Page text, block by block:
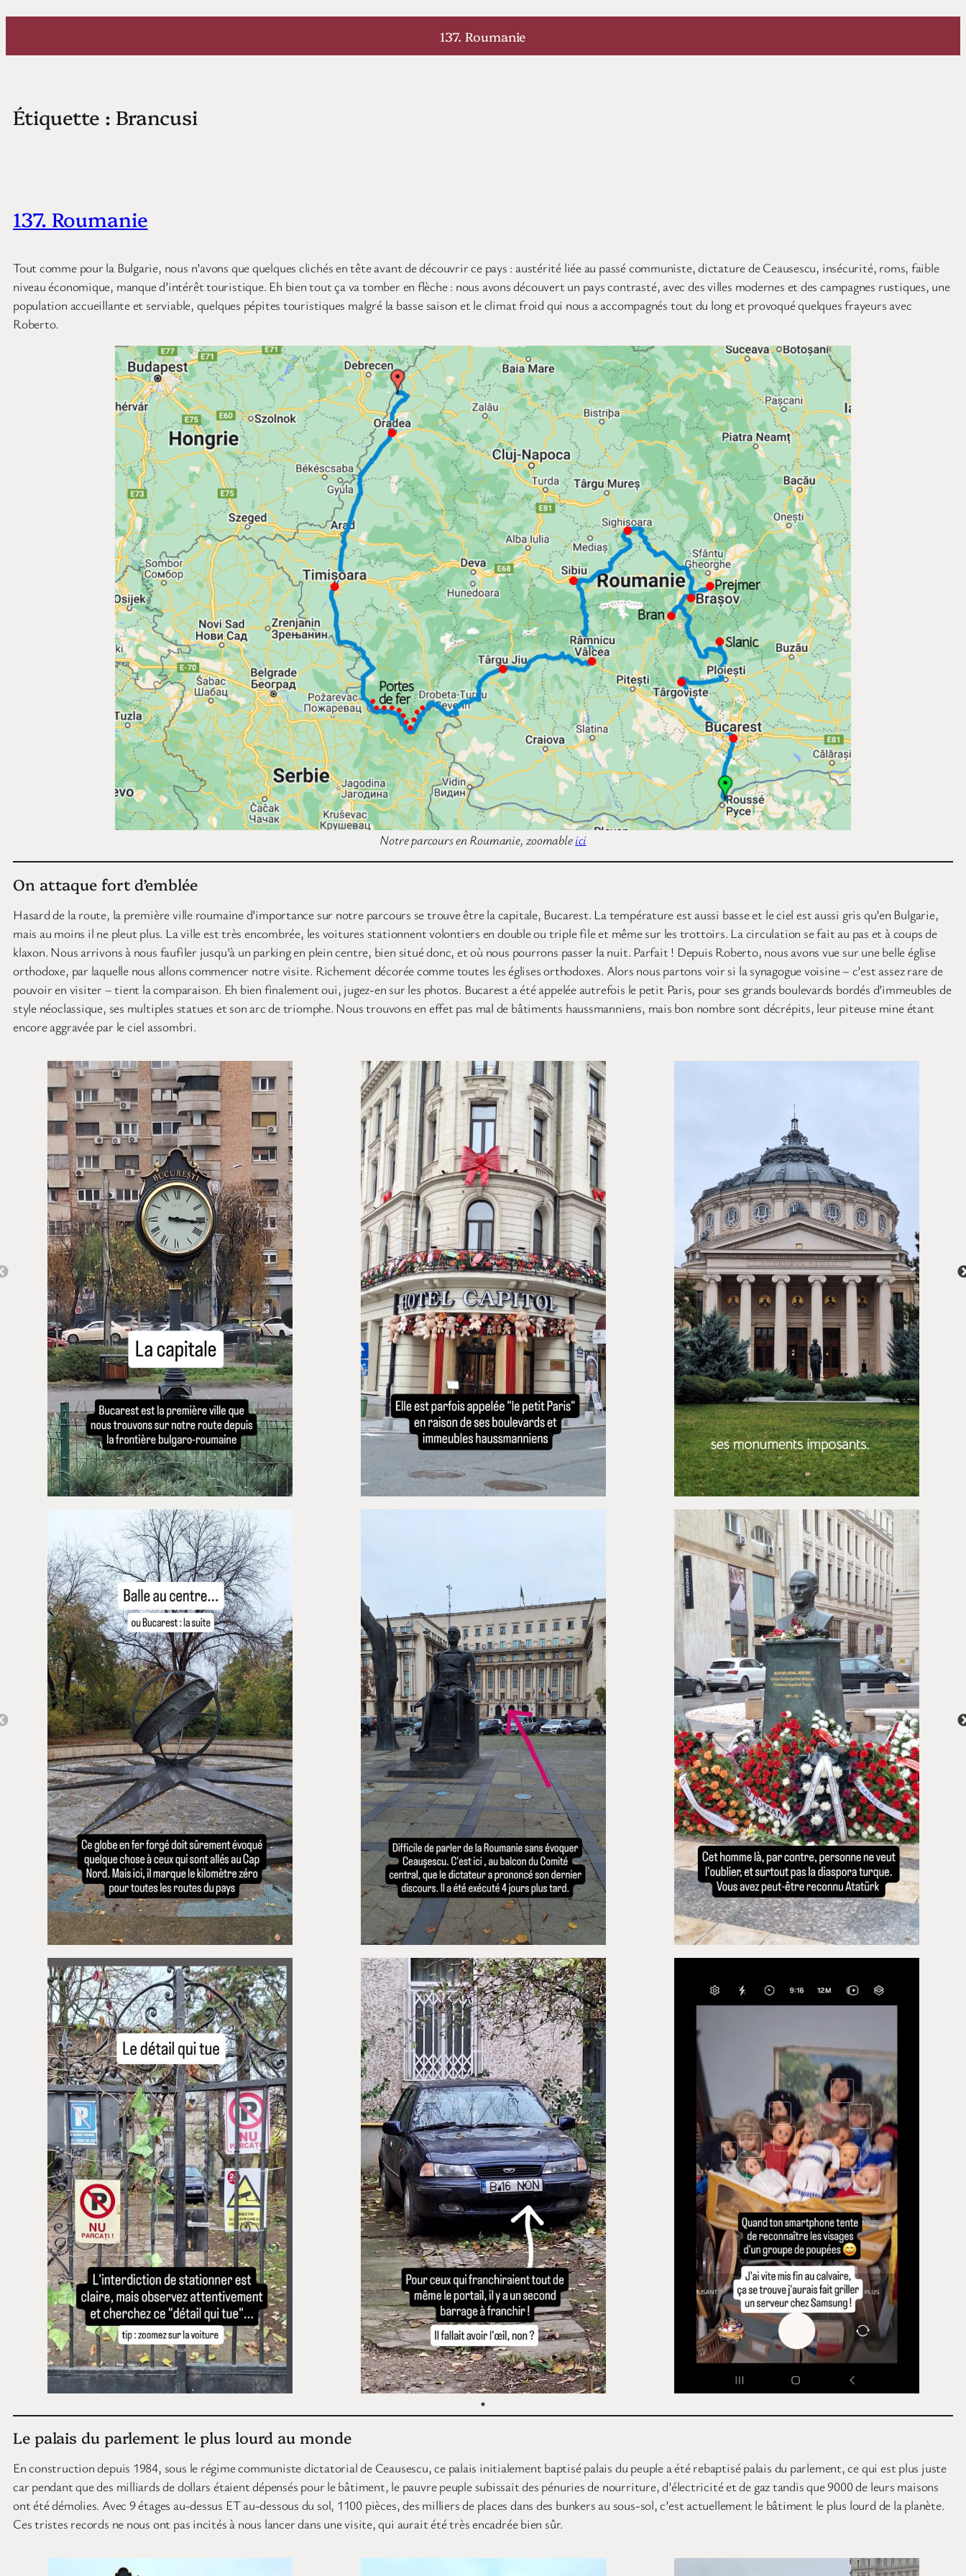
Aller
contenu
137. Roumanie
Étiquette : Brancusi
137. Roumanie
Tout comme pour la Bulgarie, nous n’avons que quelques clichés en tête avant de découvrir ce pays : austérité liée au passé communiste, dictature de Ceausescu, insécurité, roms, faible
niveau économique, manque d’intérêt touristique. Eh bien tout ça va tomber en flèche : nous avons découvert un pays contrasté, avec des villes modernes et des campagnes rustiques, une
population accueillante et serviable, quelques pépites touristiques malgré la basse saison et le climat froid qui nous a accompagnés tout du long et provoqué quelques frayeurs avec
Roberto.
Notre parcours en Roumanie, zoomableici
On attaque fort d’emblée
Hasard de la route, la première ville roumaine d’importance sur notre parcours se trouve être la capitale, Bucarest. La température est aussi basse et le ciel est aussi gris qu’en Bulgarie,
mais au moins il ne pleut plus. La ville est très encombrée, les voitures stationnent volontiers en double ou triple file et même sur les trottoirs. La circulation se fait au pas et à coups de
klaxon. Nous arrivons à nous faufiler jusqu’à un parking en plein centre, bien situé donc, et où nous pourrons passer la nuit. Parfait ! Depuis Roberto, nous avons vue sur une belle église
orthodoxe, par laquelle nous allons commencer notre visite. Richement décorée comme toutes les églises orthodoxes. Alors nous partons voir si la synagogue voisine – c’est assez rare de
pouvoir en visiter – tient la comparaison. Eh bien finalement oui, jugez-en sur les photos. Bucarest a été appelée autrefois le petit Paris, pour ses grands boulevards bordés d’immeubles de
style néoclassique, ses multiples statues et son arc de triomphe. Nous trouvons en effet pas mal de bâtiments haussmanniens, mais bon nombre sont décrépits, leur piteuse mine étant
encore aggravée par le ciel assombri.
Le palais du parlement le plus lourd au monde
En construction depuis 1984, sous le régime communiste dictatorial de Ceausescu, ce palais initialement baptisé palais du peuple a été rebaptisé palais du parlement, ce qui est plus juste
car pendant que des milliards de dollars étaient dépensés pour le bâtiment, le pauvre peuple subissait des pénuries de nourriture, d’électricité et de gaz tandis que 9000 de leurs maisons
ont été démolies. Avec 9 étages au-dessus ET au-dessous du sol, 1100 pièces, des milliers de places dans des bunkers au sous-sol, c’est actuellement le bâtiment le plus lourd de la planète.
Ces tristes records ne nous ont pas incités à nous lancer dans une visite, qui aurait été très encadrée bien sûr.